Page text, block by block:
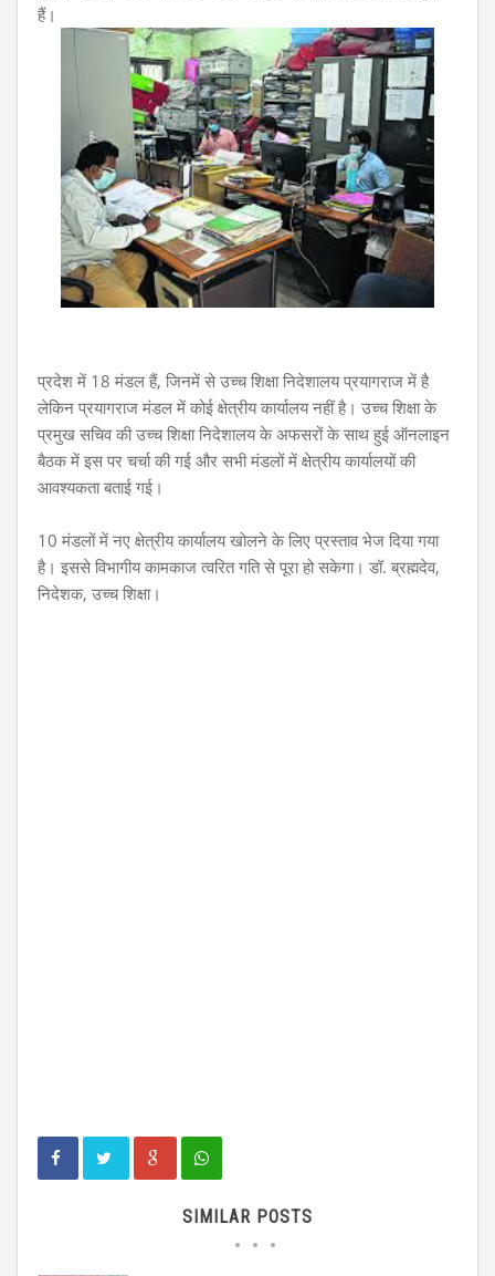
हैं।
प्रदेश में 18 मंडल हैं, जिनमें से उच्च शिक्षा निदेशालय प्रयागराज में है
लेकिन प्रयागराज मंडल में कोई क्षेत्रीय कार्यालय नहीं है। उच्च शिक्षा के
प्रमुख सचिव की उच्च शिक्षा निदेशालय के अफसरों के साथ हुई ऑनलाइन
बैठक में इस पर चर्चा की गई और सभी मंडलों में क्षेत्रीय कार्यालयों की
आवश्यकता बताई गई।
10 मंडलों में नए क्षेत्रीय कार्यालय खोलने के लिए प्रस्ताव भेज दिया गया
है। इससे विभागीय कामकाज त्वरित गति से पूरा हो सकेगा। डॉ. ब्रह्मदेव,
निदेशक, उच्च शिक्षा।
SIMILAR POSTS